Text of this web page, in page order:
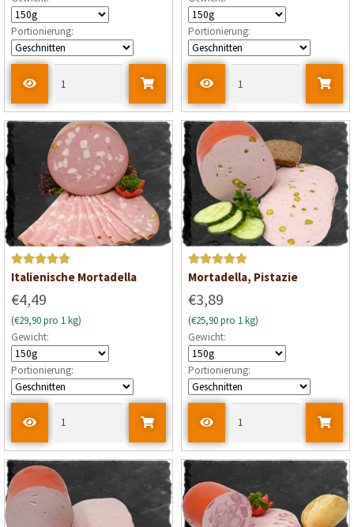
e
t
0
v
n
Portionierung: Portionierung:
Bewertet mit
Italienische Mortadella
€4,49
(€29,90 pro 1 kg)
Gewicht:
Portionierung:
Bewertet mit
Mortadella, Pistazie
€3,89
(€25,90 pro 1 kg)
Gewicht:
Portionierung: